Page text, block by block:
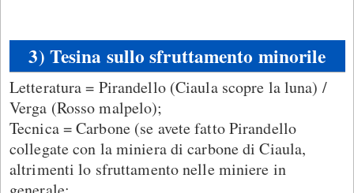
3) Tesina sullo sfruttamento minorile
Letteratura = Pirandello (Ciaula scopre la luna) /
Verga (Rosso malpelo);
Tecnica = Carbone (se avete fatto Pirandello
collegate con la miniera di carbone di Ciaula,
altrimenti lo sfruttamento nelle miniere in